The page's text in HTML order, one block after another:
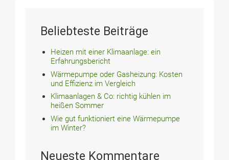
Beliebteste Beiträge
Heizen mit einer Klimaanlage: ein
Erfahrungsbericht
Wärmepumpe oder Gasheizung: Kosten
und Effizienz im Vergleich
Klimaanlagen & Co: richtig kühlen im
heißen Sommer
Wie gut funktioniert eine Wärmepumpe
im Winter?
Neueste Kommentare